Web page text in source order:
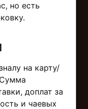
но есть
на карту/
доплат за
и чаевых